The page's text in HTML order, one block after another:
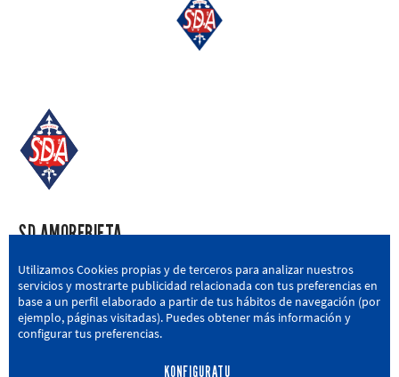
SD AMOREBIETA
San Miguel Kalea, 16, 48340 Amorebieta, Bizkaia
946 604 751 | sda@sdamorebieta.eus
Utilizamos Cookies propias y de terceros para analizar nuestros
servicios y mostrarte publicidad relacionada con tus preferencias en
base a un perfil elaborado a partir de tus hábitos de navegación (por
ejemplo, páginas visitadas). Puedes obtener más información y
configurar tus preferencias.
KONFIGURATU